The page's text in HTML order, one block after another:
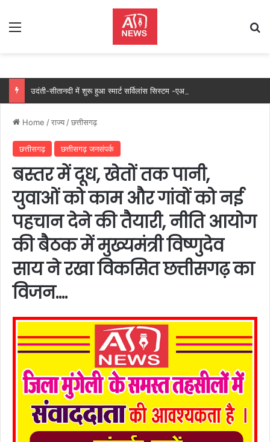
Menu
Home /राज्य /छत्तीसगढ़
छत्तीसगढ़ छत्तीसगढ़ जनसंपर्क
बस्तर में दूध, खेतों तक पानी,
युवाओं को काम और गांवों को नई
पहचान देने की तैयारी, नीति आयोग
की बैठक में मुख्यमंत्री विष्णुदेव
साय ने रखा विकसित छत्तीसगढ़ का
विजन….